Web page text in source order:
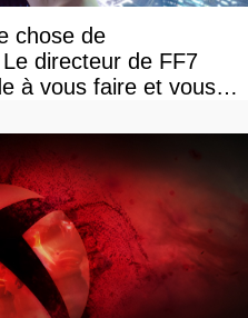
chose de
directeur de FF7
à vous faire et vous